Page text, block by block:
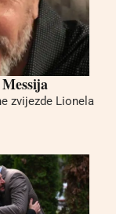
zvijezde Lionela